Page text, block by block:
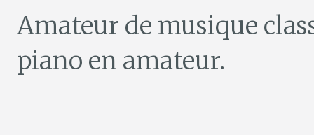
Amateur de musique
piano en amateur.